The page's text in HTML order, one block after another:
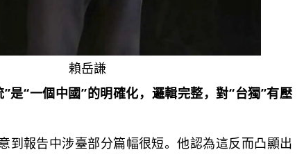
賴岳謙
是“一個中國”的明確化，邏輯完整，對“台獨”有壓
報告中涉臺部分篇幅很短。他認為這反而凸顯出